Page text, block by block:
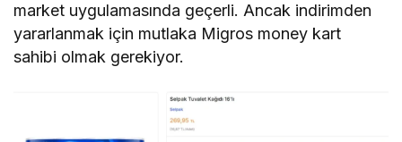
market uygulamasında geçerli. Ancak indirimden
yararlanmak için mutlaka Migros money kart
sahibi olmak gerekiyor.